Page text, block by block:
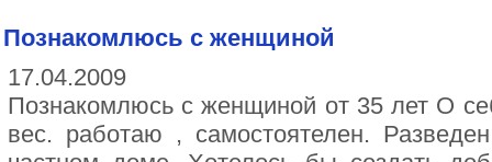
Познакомлюсь с женщиной
17.04.2009
Познакомлюсь с женщиной от 35 лет О
вес. работаю , самостоятелен.